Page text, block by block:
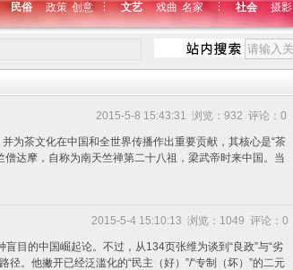
民俗
政策 创意
文艺
戏曲 名家
社会
摄影
2015-5-8 15:43:31 浏览：932 评论：0
为茶文化在中国和全世界传播作出重要贡献，其核心是“茶
达摩，自称为南天竺禅第二十八祖，梁武帝时来中国。当
2015-5-4 15:10:13 浏览：1049 评论：0
目的中国崛起论。不过，从134页张维为谈到“良政”与“劣
。他撇开已经泛滥化的“民主（好）”/“专制（坏）”的二元